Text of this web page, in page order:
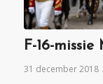
F-16-
31 december 2018